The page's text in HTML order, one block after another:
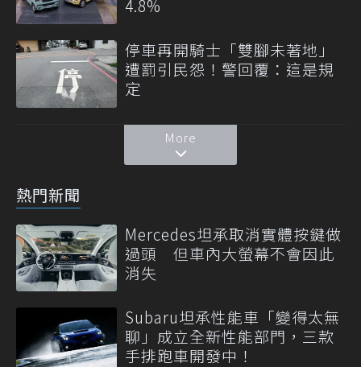
4.8%
停車再開騎士「雙腳未著地」
遭罰引民怨！警回覆：這是規
定
More
熱門新聞
Mercedes坦承取消實體按鍵做
過頭 但車內大螢幕不會因此
消失
Subaru坦承性能車「變得太無
聊」成立全新性能部門，三款
手排跑車開發中！